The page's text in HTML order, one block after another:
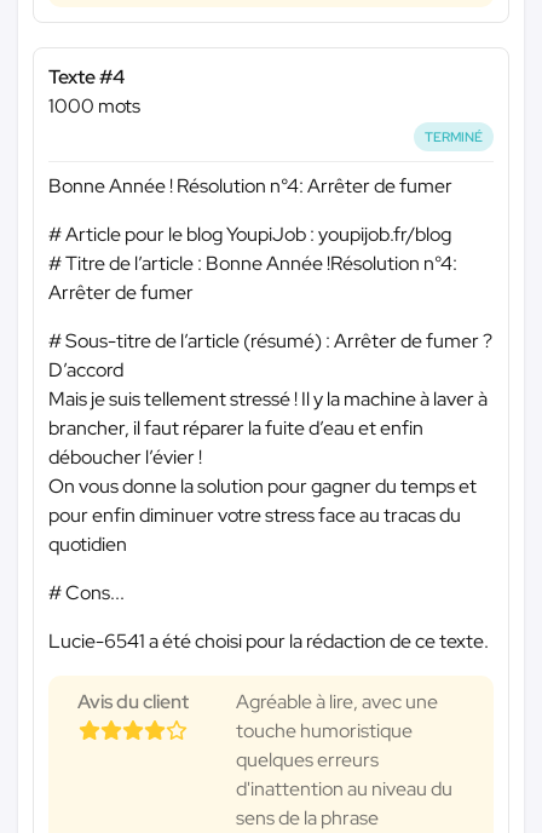
Texte #4
1000 mots
TERMINÉ
Bonne Année ! Résolution n°4: Arrêter de fumer
# Article pour le blog YoupiJob : youpijob.fr/blog
# Titre de l’article : Bonne Année !Résolution n°4:
Arrêter de fumer
# Sous-titre de l’article (résumé) : Arrêter de fumer ?
D’accord
Mais je suis tellement stressé ! Il y la machine à laver à
brancher, il faut réparer la fuite d’eau et enfin
déboucher l’évier !
On vous donne la solution pour gagner du temps et
pour enfin diminuer votre stress face au tracas du
quotidien
# Cons...
Lucie-6541 a été choisi pour la rédaction de ce texte.
Avis du client
Agréable à lire, avec une
touche humoristique
quelques erreurs
d'inattention au niveau du
sens de la phrase